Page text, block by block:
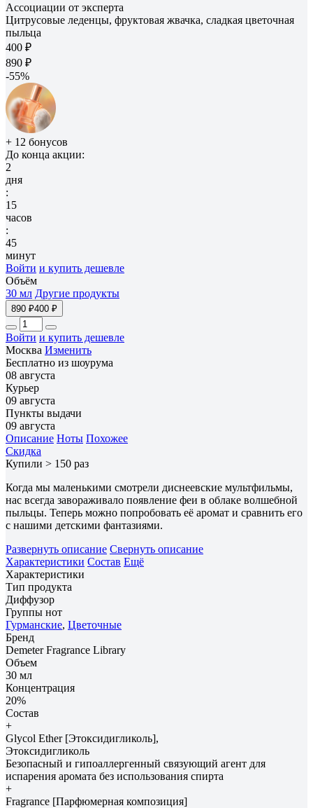
Ассоциации от эксперта
Цитрусовые леденцы, фруктовая жвачка, сладкая цветочная
пыльца
400 ₽
890 ₽
-55%
+ 12 бонусов
До конца акции:
2
дня
:
15
часов
:
45
минут
Войти и купить дешевле
Объём
30 мл Другие продукты
890 ₽400 ₽
Войти и купить дешевле
Москва Изменить
Бесплатно из шоурума
08 августа
Курьер
09 августа
Пункты выдачи
09 августа
Описание Ноты Похожее
Скидка
Купили > 150 раз
Когда мы маленькими смотрели диснеевские мультфильмы,
нас всегда завораживало появление феи в облаке волшебной
пыльцы. Теперь можно попробовать её аромат и сравнить его
с нашими детскими фантазиями.
Развернуть описание Свернуть описание
Характеристики Состав Ещё
Характеристики
Тип продукта
Диффузор
Группы нот
Гурманские, Цветочные
Бренд
Demeter Fragrance Library
Объем
30 мл
Концентрация
20%
Состав
+
Glycol Ether [Этоксидигликоль],
Этоксидигликоль
Безопасный и гипоаллергенный связующий агент для
испарения аромата без использования спирта
+
Fragrance [Парфюмерная композиция]